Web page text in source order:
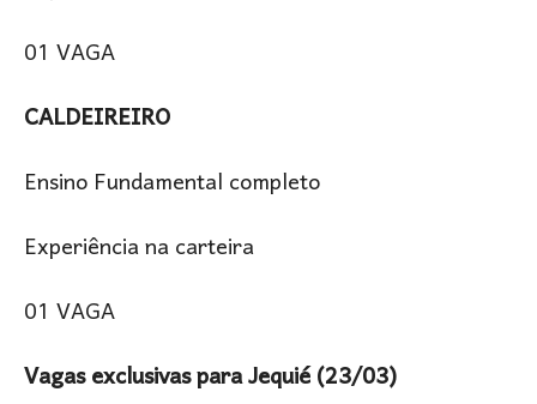
01 VAGA
CALDEIREIRO
Ensino Fundamental completo
Experiência na carteira
01 VAGA
Vagas exclusivas para Jequié (23/03)